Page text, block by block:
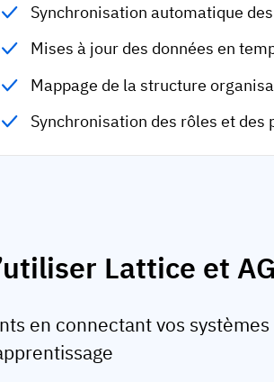
Synchronisation automatique
Mises à jour des données en
Mappage de la structure
Synchronisation des rôles et des
Lattice et
en connectant vos